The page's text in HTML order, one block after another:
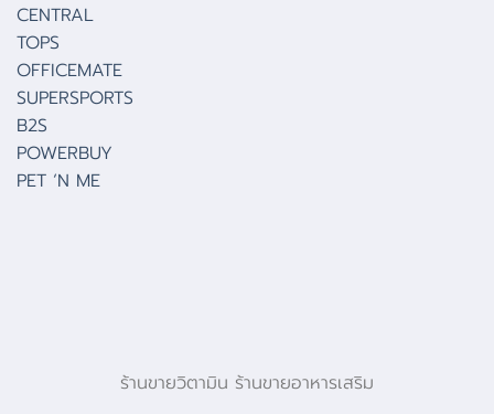
CENTRAL
TOPS
OFFICEMATE
SUPERSPORTS
B2S
POWERBUY
PET ‘N ME
ร้านขายวิตามิน ร้านขายอาหารเสริม